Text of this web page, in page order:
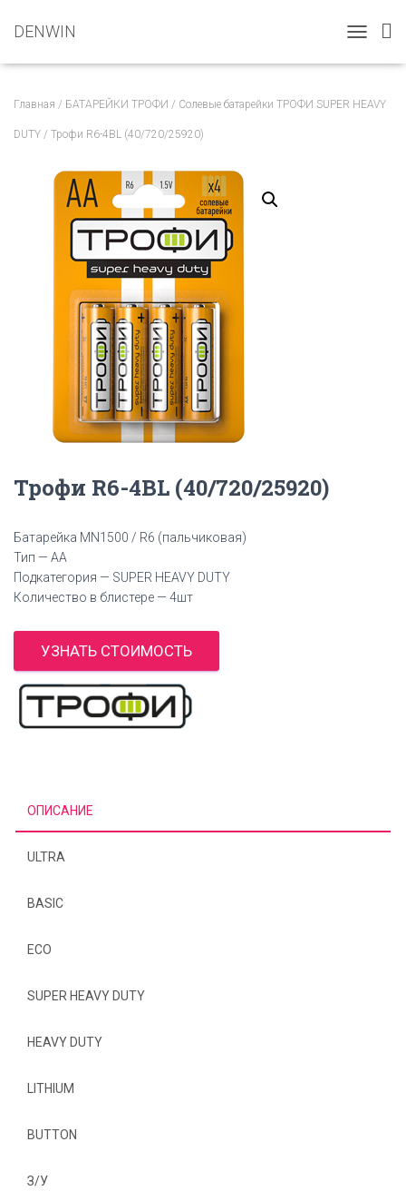
DENWIN
O
G
Главная / БАТАРЕЙКИ ТРОФИ / Солевые батарейки ТРОФИ SUPER HEAVY
DUTY / Трофи R6-4BL (40/720/25920)
Трофи R6-4BL (40/720/25920)
Батарейка MN1500 / R6 (пальчиковая)
Тип — AA
Подкатегория — SUPER HEAVY DUTY
Количество в блистере — 4шт
УЗНАТЬ СТОИМОСТЬ
ОПИСАНИЕ
ULTRA
BASIC
ECO
SUPER HEAVY DUTY
HEAVY DUTY
LITHIUM
BUTTON
З/У